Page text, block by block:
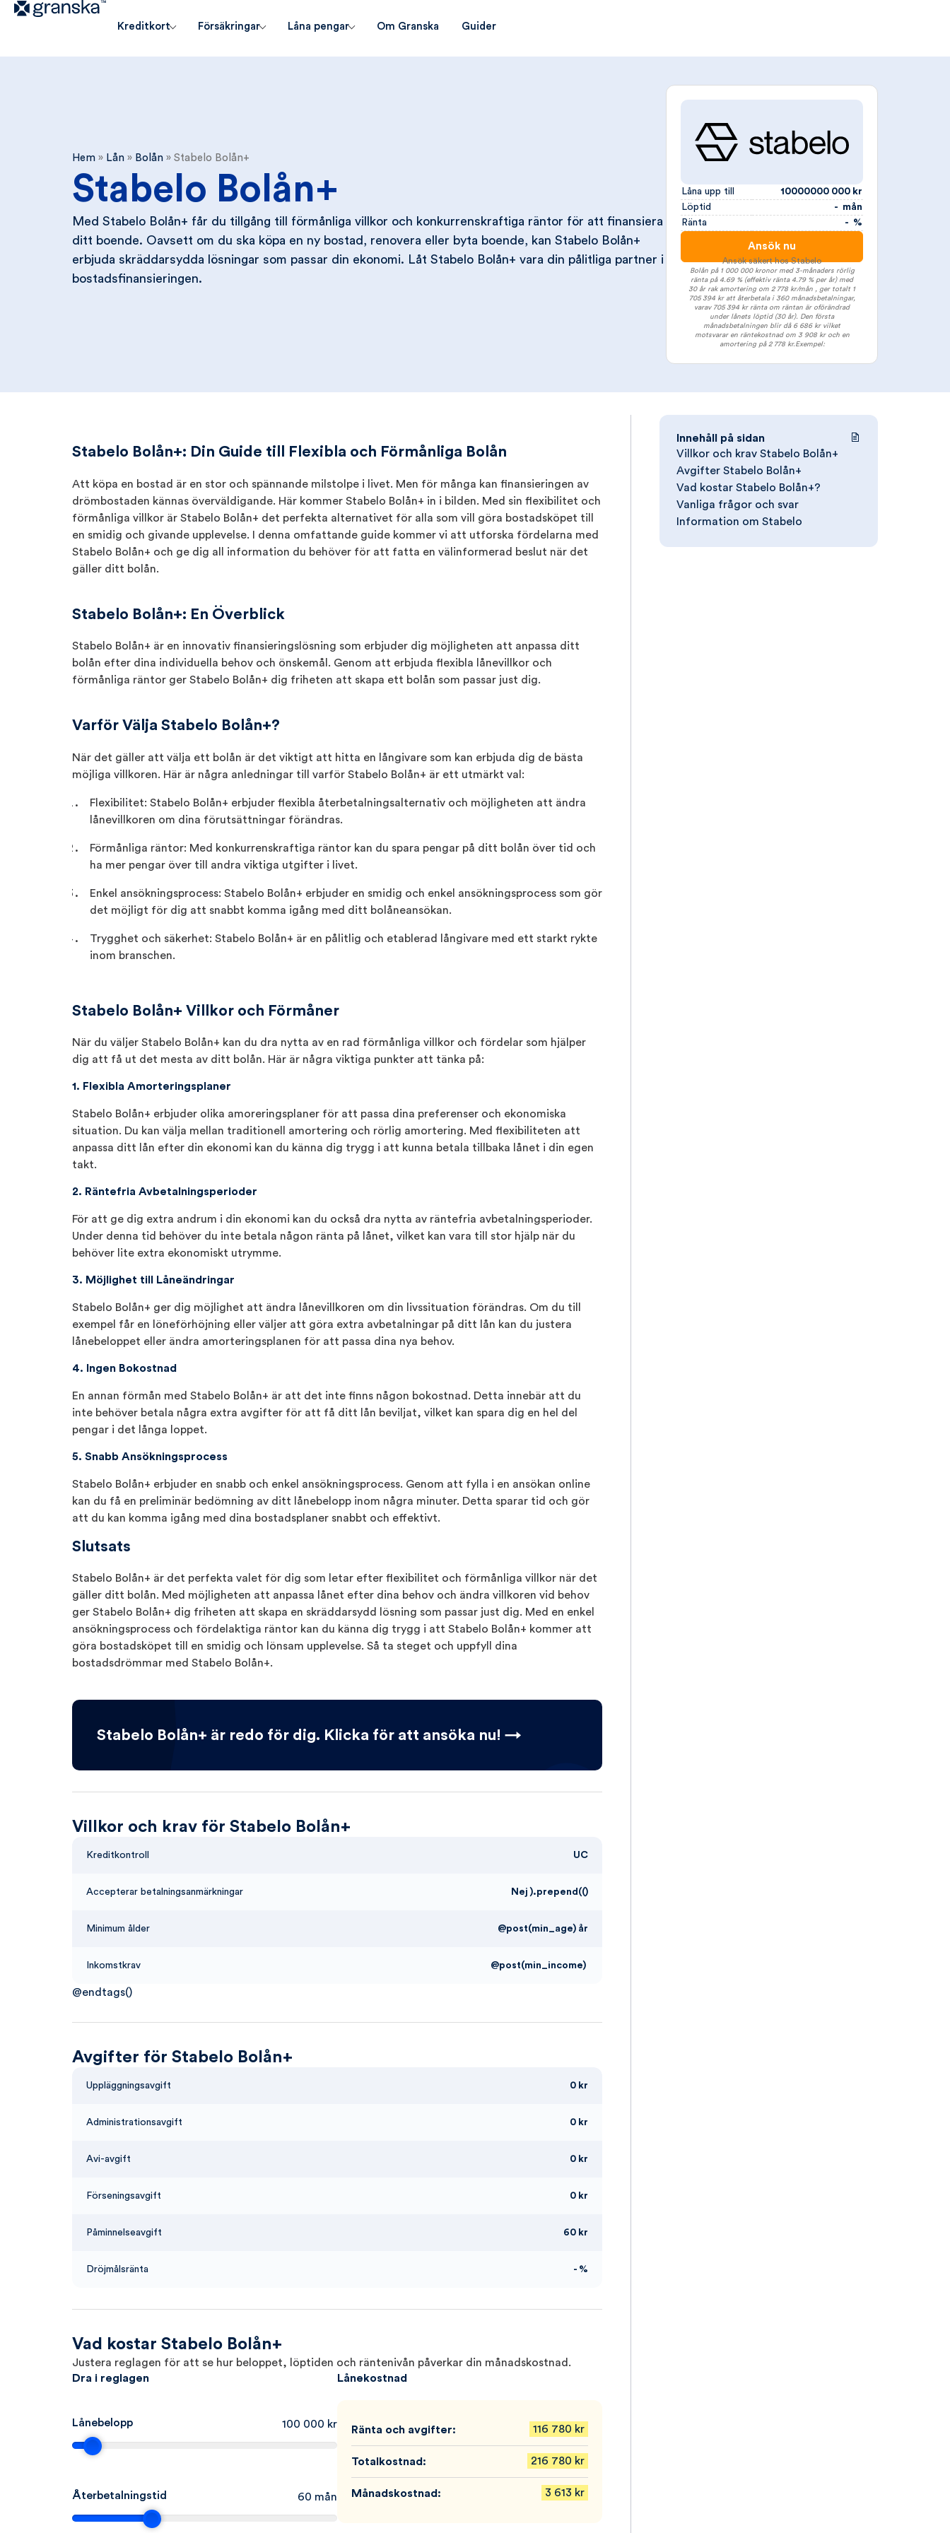
Kreditkort Försäkringar Låna pengar Om Granska Guider
Hem » Lån » Bolån » Stabelo Bolån+
Stabelo Bolån+
Med Stabelo Bolån+ får du tillgång till förmånliga villkor och konkurrenskraftiga räntor för att finansiera
ditt boende. Oavsett om du ska köpa en ny bostad, renovera eller byta boende, kan Stabelo Bolån+
erbjuda skräddarsydda lösningar som passar din ekonomi. Låt Stabelo Bolån+ vara din pålitliga partner i
bostadsfinansieringen.
Låna upp till
10000000 000 kr
Löptid
- mån
Ränta
- %
Ansök nu
Ansök säkert hos Stabelo
Bolån på 1 000 000 kronor med 3-månaders rörlig
ränta på 4.69 % (effektiv ränta 4.79 % per år) med
30 år rak amortering om 2 778 kr/mån , ger totalt 1
705 394 kr att återbetala i 360 månadsbetalningar,
varav 705 394 kr ränta om räntan är oförändrad
under lånets löptid (30 år). Den första
månadsbetalningen blir då 6 686 kr vilket
motsvarar en räntekostnad om 3 908 kr och en
amortering på 2 778 kr.Exempel:
Stabelo Bolån+: Din Guide till Flexibla och Förmånliga Bolån
Att köpa en bostad är en stor och spännande milstolpe i livet. Men för många kan finansieringen av
drömbostaden kännas överväldigande. Här kommer Stabelo Bolån+ in i bilden. Med sin flexibilitet och
förmånliga villkor är Stabelo Bolån+ det perfekta alternativet för alla som vill göra bostadsköpet till
en smidig och givande upplevelse. I denna omfattande guide kommer vi att utforska fördelarna med
Stabelo Bolån+ och ge dig all information du behöver för att fatta en välinformerad beslut när det
gäller ditt bolån.
Stabelo Bolån+: En Överblick
Stabelo Bolån+ är en innovativ finansieringslösning som erbjuder dig möjligheten att anpassa ditt
bolån efter dina individuella behov och önskemål. Genom att erbjuda flexibla lånevillkor och
förmånliga räntor ger Stabelo Bolån+ dig friheten att skapa ett bolån som passar just dig.
Varför Välja Stabelo Bolån+?
När det gäller att välja ett bolån är det viktigt att hitta en långivare som kan erbjuda dig de bästa
möjliga villkoren. Här är några anledningar till varför Stabelo Bolån+ är ett utmärkt val:
Flexibilitet: Stabelo Bolån+ erbjuder flexibla återbetalningsalternativ och möjligheten att ändra
lånevillkoren om dina förutsättningar förändras.
Förmånliga räntor: Med konkurrenskraftiga räntor kan du spara pengar på ditt bolån över tid och
ha mer pengar över till andra viktiga utgifter i livet.
Enkel ansökningsprocess: Stabelo Bolån+ erbjuder en smidig och enkel ansökningsprocess som gör
det möjligt för dig att snabbt komma igång med ditt bolåneansökan.
Trygghet och säkerhet: Stabelo Bolån+ är en pålitlig och etablerad långivare med ett starkt rykte
inom branschen.
Stabelo Bolån+ Villkor och Förmåner
När du väljer Stabelo Bolån+ kan du dra nytta av en rad förmånliga villkor och fördelar som hjälper
dig att få ut det mesta av ditt bolån. Här är några viktiga punkter att tänka på:
1. Flexibla Amorteringsplaner
Stabelo Bolån+ erbjuder olika amoreringsplaner för att passa dina preferenser och ekonomiska
situation. Du kan välja mellan traditionell amortering och rörlig amortering. Med flexibiliteten att
anpassa ditt lån efter din ekonomi kan du känna dig trygg i att kunna betala tillbaka lånet i din egen
takt.
2. Räntefria Avbetalningsperioder
För att ge dig extra andrum i din ekonomi kan du också dra nytta av räntefria avbetalningsperioder.
Under denna tid behöver du inte betala någon ränta på lånet, vilket kan vara till stor hjälp när du
behöver lite extra ekonomiskt utrymme.
3. Möjlighet till Låneändringar
Stabelo Bolån+ ger dig möjlighet att ändra lånevillkoren om din livssituation förändras. Om du till
exempel får en löneförhöjning eller väljer att göra extra avbetalningar på ditt lån kan du justera
lånebeloppet eller ändra amorteringsplanen för att passa dina nya behov.
4. Ingen Bokostnad
En annan förmån med Stabelo Bolån+ är att det inte finns någon bokostnad. Detta innebär att du
inte behöver betala några extra avgifter för att få ditt lån beviljat, vilket kan spara dig en hel del
pengar i det långa loppet.
5. Snabb Ansökningsprocess
Stabelo Bolån+ erbjuder en snabb och enkel ansökningsprocess. Genom att fylla i en ansökan online
kan du få en preliminär bedömning av ditt lånebelopp inom några minuter. Detta sparar tid och gör
att du kan komma igång med dina bostadsplaner snabbt och effektivt.
Slutsats
Stabelo Bolån+ är det perfekta valet för dig som letar efter flexibilitet och förmånliga villkor när det
gäller ditt bolån. Med möjligheten att anpassa lånet efter dina behov och ändra villkoren vid behov
ger Stabelo Bolån+ dig friheten att skapa en skräddarsydd lösning som passar just dig. Med en enkel
ansökningsprocess och fördelaktiga räntor kan du känna dig trygg i att Stabelo Bolån+ kommer att
göra bostadsköpet till en smidig och lönsam upplevelse. Så ta steget och uppfyll dina
bostadsdrömmar med Stabelo Bolån+.
Stabelo Bolån+ är redo för dig. Klicka för att ansöka nu! →
Villkor och krav för Stabelo Bolån+
Kreditkontroll UC
Accepterar betalningsanmärkningar Nej ).prepend(()
Minimum ålder @post(min_age) år
Inkomstkrav @post(min_income)
@endtags()
Avgifter för Stabelo Bolån+
Uppläggningsavgift 0 kr
Administrationsavgift 0 kr
Avi-avgift 0 kr
Förseningsavgift 0 kr
Påminnelseavgift 60 kr
Dröjmålsränta - %
Vad kostar Stabelo Bolån+
Justera reglagen för att se hur beloppet, löptiden och räntenivån påverkar din månadskostnad.
Dra i reglagen
Lånebelopp 100 000
Återbetalningstid 60
Lånekostnad
Ränta och avgifter: 116 780 kr
Totalkostnad: 216 780 kr
Månadskostnad: 3 613 kr
Innehåll på sidan
Villkor och krav Stabelo Bolån+
Avgifter Stabelo Bolån+
Vad kostar Stabelo Bolån+?
Vanliga frågor och svar
Information om Stabelo